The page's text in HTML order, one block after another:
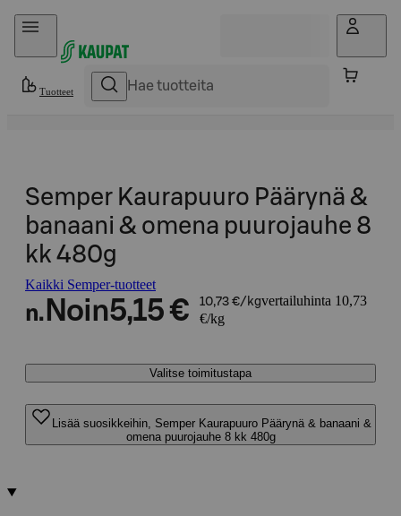
Hyppää sisältöön
Tuotteet
Semper Kaurapuuro Päärynä &
banaani & omena puurojauhe 8
kk 480g
Kaikki Semper-tuotteet
n. Noin5,15 € 10,73 €/kgvertailuhinta 10,73
€/kg
Valitse toimitustapa
Lisää suosikkeihin, Semper Kaurapuuro Päärynä & banaani &
omena puurojauhe 8 kk 480g